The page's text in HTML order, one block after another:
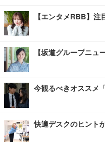
【エンタメRBB】
【坂道グループニ
今観るべきオススメ
快適デスクのヒント